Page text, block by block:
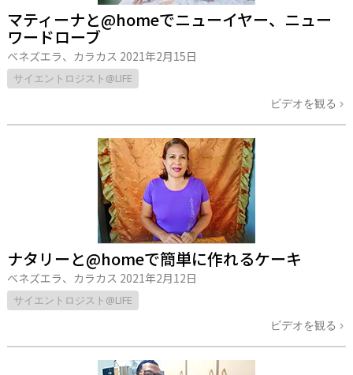
マティーナと@homeでニューイヤー、ニュー
ワードローブ
ベネズエラ、カラカス 2021年2月15日
サイエントロジスト@LIFE
ビデオを観る
ナタリーと@homeで簡単に作れるケーキ
ベネズエラ、カラカス 2021年2月12日
サイエントロジスト@LIFE
ビデオを観る